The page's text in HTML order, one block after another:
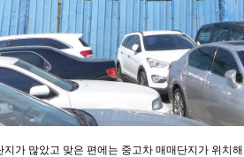
지가 많았고 맞은 편에는 중고차 매매단지가 위치